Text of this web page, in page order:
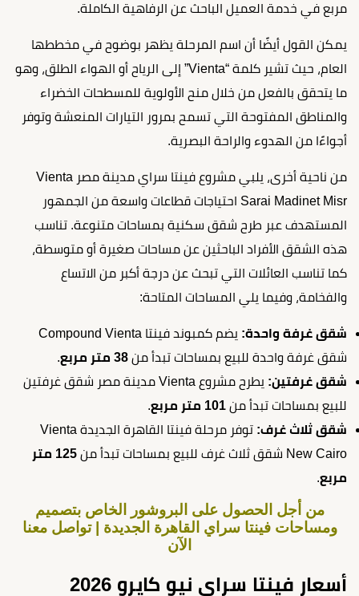
مربع في خدمة العميل الباحث عن الرفاهية الكاملة.
يمكن القول أيضًا أن اسم المرحلة يظهر بوضوح في مخططها
العام، حيث تشير كلمة “Vienta” إلى الرياح أو الهواء الطلق، وهو
ما يتحقق بالفعل من خلال منح الأولوية للمسطحات الخضراء
والمناطق المفتوحة التي تسمح بمرور التيارات المنعشة وتوفر
أجواءًا من الهدوء والراحة البصرية.
من ناحية أخرى، يلبي مشروع فينتا سراي مدينة مصر Vienta
Sarai Madinet Misr احتياجات قطاعات واسعة من الجمهور
المستهدف عبر طرح شقق سكنية بمساحات متنوعة. تناسب
هذه الشقق الأفراد الباحثين عن مساحات صغيرة أو متوسطة،
كما تناسب العائلات التي تبحث عن درجة أكبر من الاتساع
والفخامة، وفيما يلي المساحات المتاحة:
شقق غرفة واحدة:
يضم كمبوند فينتا Compound Vienta
شقق غرفة واحدة للبيع بمساحات تبدأ من 38 متر مربع
.
شقق غرفتين:
يطرح مشروع Vienta مدينة مصر شقق غرفتين
للبيع بمساحات تبدأ من 101 متر مربع
.
شقق ثلاث غرف:
توفر مرحلة فينتا القاهرة الجديدة Vienta
New Cairo شقق ثلاث غرف للبيع بمساحات تبدأ من
125 متر
مربع.
من أجل الحصول على البروشور الخاص بتصميم
ومساحات فينتا سراي القاهرة الجديدة | تواصل معنا
الآن
أسعار فينتا سراي نيو كايرو 2026